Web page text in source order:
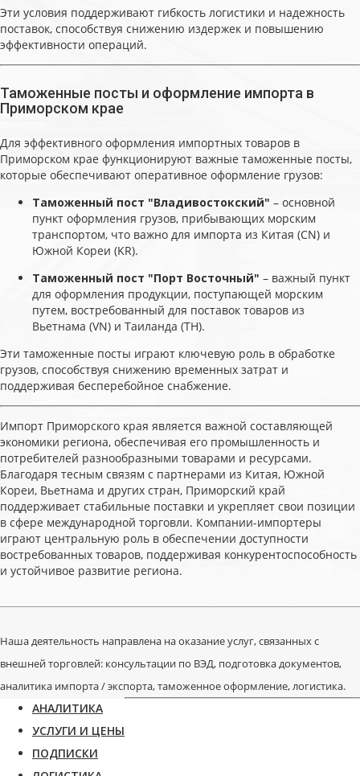
Эти условия поддерживают гибкость логистики и надежность
поставок, способствуя снижению издержек и повышению
эффективности операций.
Таможенные посты и оформление импорта в
Приморском крае
Для эффективного оформления импортных товаров в
Приморском крае функционируют важные таможенные посты,
которые обеспечивают оперативное оформление грузов:
Таможенный пост "Владивостокский" – основной
пункт оформления грузов, прибывающих морским
транспортом, что важно для импорта из Китая (CN) и
Южной Кореи (KR).
Таможенный пост "Порт Восточный" – важный пункт
для оформления продукции, поступающей морским
путем, востребованный для поставок товаров из
Вьетнама (VN) и Таиланда (TH).
Эти таможенные посты играют ключевую роль в обработке
грузов, способствуя снижению временных затрат и
поддерживая бесперебойное снабжение.
Импорт Приморского края является важной составляющей
экономики региона, обеспечивая его промышленность и
потребителей разнообразными товарами и ресурсами.
Благодаря тесным связям с партнерами из Китая, Южной
Кореи, Вьетнама и других стран, Приморский край
поддерживает стабильные поставки и укрепляет свои позиции
в сфере международной торговли. Компании-импортеры
играют центральную роль в обеспечении доступности
востребованных товаров, поддерживая конкурентоспособность
и устойчивое развитие региона.
Наша деятельность направлена на оказание услуг, связанных с
внешней торговлей: консультации по ВЭД, подготовка документов,
аналитика импорта / экспорта, таможенное оформление, логистика.
АНАЛИТИКА
УСЛУГИ И ЦЕНЫ
ПОДПИСКИ